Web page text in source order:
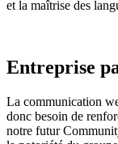
et la maîtrise des
Entreprise
La communication
donc besoin de
notre futur